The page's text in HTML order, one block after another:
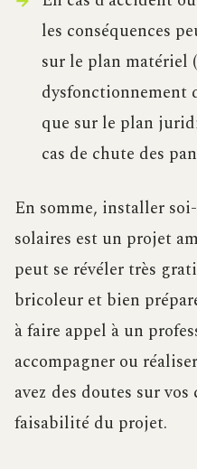
les conséquences
sur le plan matériel
dysfonctionnement
que sur le plan
cas de chute des
En somme, installer
solaires est un projet
peut se révéler très
bricoleur et bien
à faire appel à un
accompagner ou
avez des doutes sur
faisabilité du projet.